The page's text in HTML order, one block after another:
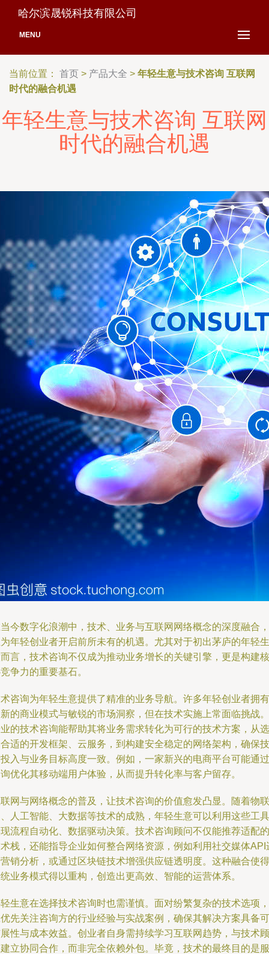
哈尔滨晟锐科技有限公司
MENU
当前位置： 首页 > 产品大全 > 年轻生意与技术咨询 互联网
时代的融合机遇
年轻生意与技术咨询 互联网
时代的融合机遇
今数字化浪潮中，技术、业务与互联网网络概念的深度融合，
年轻创业者开启前所未有的机遇。尤其对于初出茅庐的年轻生
言，技术咨询不仅成为推动业务增长的关键引擎，更是构建核
争力的重要基石。
咨询为年轻生意提供了精准的业务导航。许多年轻创业者拥有
的商业模式与敏锐的市场洞察，但在技术实施上常面临挑战。
的技术咨询能帮助其将业务需求转化为可行的技术方案，从选
适的开发框架、云服务，到构建安全稳定的网络架构，确保技
入与业务目标高度一致。例如，一家新兴的电商平台可能通过
优化其移动端用户体验，从而提升转化率与客户留存。
网与网络概念的普及，让技术咨询的价值愈发凸显。随着物联
人工智能、大数据等技术的成熟，年轻生意可以利用这些工具
流程自动化、数据驱动决策。技术咨询顾问不仅能推荐适配的
栈，还能指导企业如何整合网络资源，例如利用社交媒体API
销分析，或通过区块链技术增强供应链透明度。这种融合使得
业务模式得以重构，创造出更高效、智能的运营体系。
生意在选择技术咨询时也需谨慎。面对纷繁复杂的技术选项，
先关注咨询方的行业经验与实战案例，确保其解决方案具备可
性与成本效益。创业者自身需持续学习互联网趋势，与技术顾
立协同合作，而非完全依赖外包。毕竟，技术的最终目的是服